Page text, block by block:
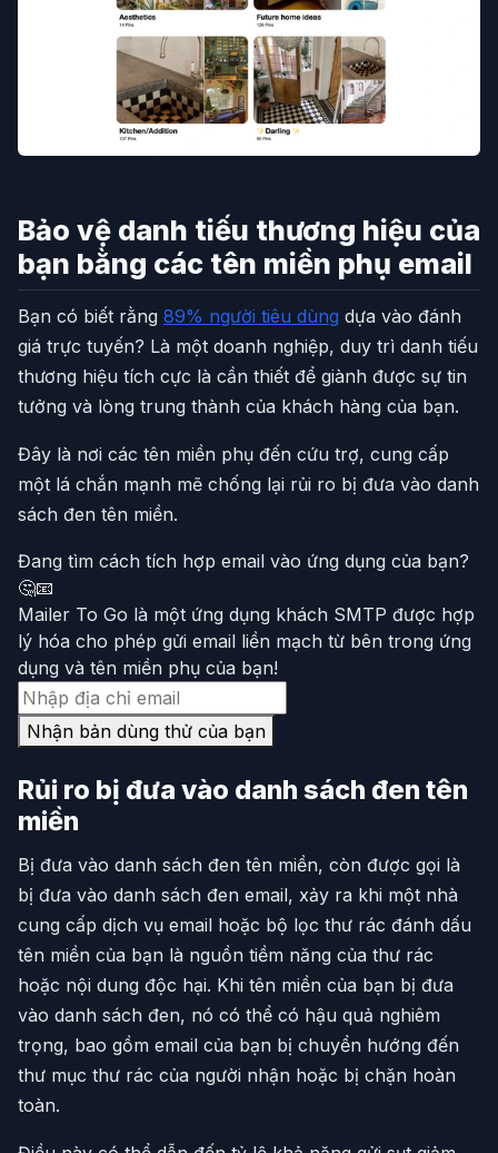
Bảo vệ danh tiếu thương hiệu của
bạn bằng các tên miền phụ email
Bạn có biết rằng 89% người tiêu dùng dựa vào đánh
giá trực tuyến? Là một doanh nghiệp, duy trì danh tiếu
thương hiệu tích cực là cần thiết để giành được sự tin
tưởng và lòng trung thành của khách hàng của bạn.
Đây là nơi các tên miền phụ đến cứu trợ, cung cấp
một lá chắn mạnh mẽ chống lại rủi ro bị đưa vào danh
sách đen tên miền.
Đang tìm cách tích hợp email vào ứng dụng của bạn?
🤔📧
Mailer To Go là một ứng dụng khách SMTP được hợp
lý hóa cho phép gửi email liền mạch từ bên trong ứng
dụng và tên miền phụ của bạn!
Nhận bản dùng thử của bạn
Rủi ro bị đưa vào danh sách đen tên
miền
Bị đưa vào danh sách đen tên miền, còn được gọi là
bị đưa vào danh sách đen email, xảy ra khi một nhà
cung cấp dịch vụ email hoặc bộ lọc thư rác đánh dấu
tên miền của bạn là nguồn tiềm năng của thư rác
hoặc nội dung độc hại. Khi tên miền của bạn bị đưa
vào danh sách đen, nó có thể có hậu quả nghiêm
trọng, bao gồm email của bạn bị chuyển hướng đến
thư mục thư rác của người nhận hoặc bị chặn hoàn
toàn.